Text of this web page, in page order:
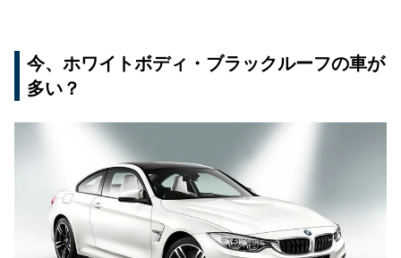
今、ホワイトボディ・ブラックルーフの車が
多い？